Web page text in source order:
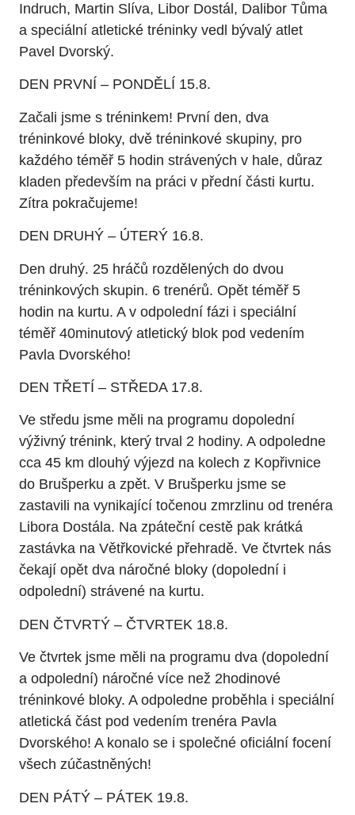
Indruch, Martin Slíva, Libor Dostál, Dalibor Tůma
a speciální atletické tréninky vedl bývalý atlet
Pavel Dvorský.
DEN PRVNÍ – PONDĚLÍ 15.8.
Začali jsme s tréninkem! První den, dva
tréninkové bloky, dvě tréninkové skupiny, pro
každého téměř 5 hodin strávených v hale, důraz
kladen především na práci v přední části kurtu.
Zítra pokračujeme!
DEN DRUHÝ – ÚTERÝ 16.8.
Den druhý. 25 hráčů rozdělených do dvou
tréninkových skupin. 6 trenérů. Opět téměř 5
hodin na kurtu. A v odpolední fázi i speciální
téměř 40minutový atletický blok pod vedením
Pavla Dvorského!
DEN TŘETÍ – STŘEDA 17.8.
Ve středu jsme měli na programu dopolední
výživný trénink, který trval 2 hodiny. A odpoledne
cca 45 km dlouhý výjezd na kolech z Kopřivnice
do Brušperku a zpět. V Brušperku jsme se
zastavili na vynikající točenou zmrzlinu od trenéra
Libora Dostála. Na zpáteční cestě pak krátká
zastávka na Větřkovické přehradě. Ve čtvrtek nás
čekají opět dva náročné bloky (dopolední i
odpolední) strávené na kurtu.
DEN ČTVRTÝ – ČTVRTEK 18.8.
Ve čtvrtek jsme měli na programu dva (dopolední
a odpolední) náročné více než 2hodinové
tréninkové bloky. A odpoledne proběhla i speciální
atletická část pod vedením trenéra Pavla
Dvorského! A konalo se i společné oficiální focení
všech zúčastněných!
DEN PÁTÝ – PÁTEK 19.8.